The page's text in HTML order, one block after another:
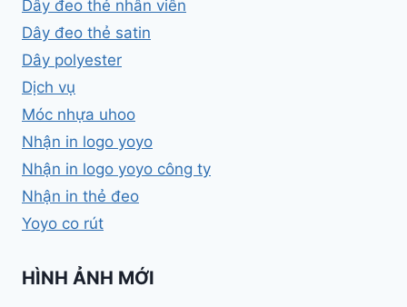
Dây đeo thẻ nhân viên
Dây đeo thẻ satin
Dây polyester
Dịch vụ
Móc nhựa uhoo
Nhận in logo yoyo
Nhận in logo yoyo công ty
Nhận in thẻ đeo
Yoyo co rút
HÌNH ẢNH MỚI